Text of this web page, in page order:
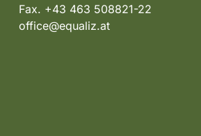
Fax. +43 463 508821-22
office@equaliz.at